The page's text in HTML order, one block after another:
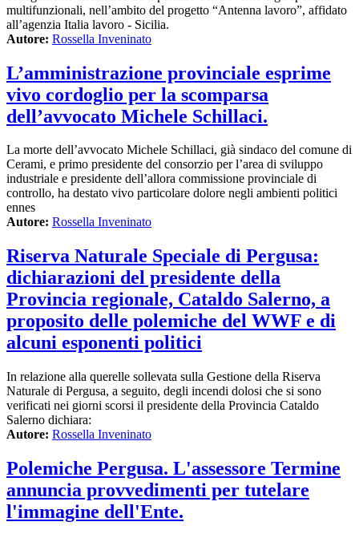
multifunzionali, nell’ambito del progetto “Antenna lavoro”, affidato
all’agenzia Italia lavoro - Sicilia.
Autore: Rossella Inveninato
L’amministrazione provinciale esprime
vivo cordoglio per la scomparsa
dell’avvocato Michele Schillaci.
La morte dell’avvocato Michele Schillaci, già sindaco del comune di
Cerami, e primo presidente del consorzio per l’area di sviluppo
industriale e presidente dell’allora commissione provinciale di
controllo, ha destato vivo particolare dolore negli ambienti politici
ennes
Autore: Rossella Inveninato
Riserva Naturale Speciale di Pergusa:
dichiarazioni del presidente della
Provincia regionale, Cataldo Salerno, a
proposito delle polemiche del WWF e di
alcuni esponenti politici
In relazione alla querelle sollevata sulla Gestione della Riserva
Naturale di Pergusa, a seguito, degli incendi dolosi che si sono
verificati nei giorni scorsi il presidente della Provincia Cataldo
Salerno dichiara:
Autore: Rossella Inveninato
Polemiche Pergusa. L'assessore Termine
annuncia provvedimenti per tutelare
l'immagine dell'Ente.